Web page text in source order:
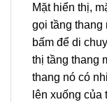
Mặt hiển thị,
gọi tầng thang
bấm để di
thị tầng thang
thang nó có
lên xuống